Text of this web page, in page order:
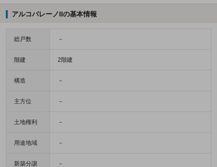
アルコバレーノIIの基本情報
総戸数 －
階建 2階建
構造 －
主方位 －
土地権利 －
用途地域 －
新築分譲
－